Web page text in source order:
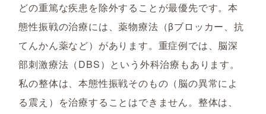
どの重篤な疾患を除外することが最優先です。本
態性振戦の治療には、薬物療法（βブロッカー、抗
てんかん薬など）があります。重症例では、脳深
部刺激療法（DBS）という外科治療もあります。
私の整体は、本態性振戦そのもの（脳の異常によ
る震え）を治療することはできません。整体は、